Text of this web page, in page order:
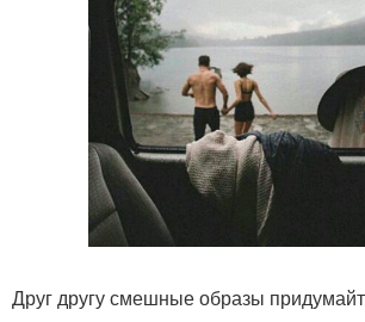
Друг другу смешные образы